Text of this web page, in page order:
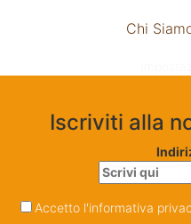
Chi
Iscriviti alla
Accetto l'informativa